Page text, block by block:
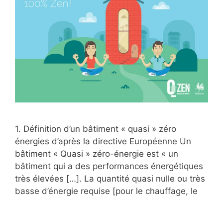
1. Définition d’un bâtiment « quasi » zéro
énergies d’après la directive Européenne Un
bâtiment « Quasi » zéro-énergie est « un
bâtiment qui a des performances énergétiques
très élevées […]. La quantité quasi nulle ou très
basse d’énergie requise [pour le chauffage, le